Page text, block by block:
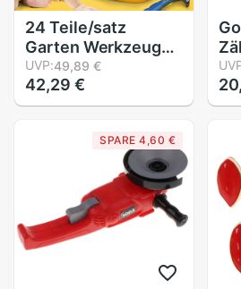
24 Teile/satz
Garten Werkzeug
Spielzeug Für
freundlicher
Reparatur
vorgeben Spielen
Umwelt Kunststoff
Ingenieurwesen
Wartung Werkzeug
Spielzeug
UVP:49,89 €
42,29 €
SPARE 4,60 €